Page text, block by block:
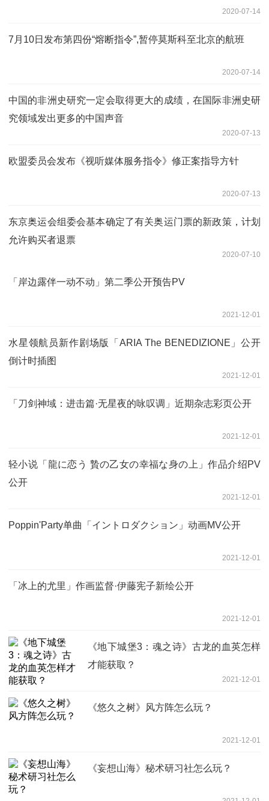
2020-07-14
7月10日发布第四份“熔断指令”,暂停莫斯科至北京的航班
2020-07-14
中国的非洲史研究一定会取得更大的成绩，在国际非洲史研
究领域发出更多的中国声音
2020-07-13
欧盟委员会发布《视听媒体服务指令》修正案指导方针
2020-07-13
东京奥运会组委会基本确定了有关奥运门票的新政策，计划
允许购买者退票
2020-07-10
「岸边露伴一动不动」第二季公开预告PV
2021-12-01
水星领航员新作剧场版「ARIA The BENEDIZIONE」公开
倒计时插图
2021-12-01
「刀剑神域：进击篇·无星夜的咏叹调」近期杂志彩页公开
2021-12-01
轻小说「龍に恋う 贄の乙女の幸福な身の上」作品介绍PV
公开
2021-12-01
Poppin'Party单曲「イントロダクション」动画MV公开
2021-12-01
「冰上的尤里」作画监督·伊藤宪子新绘公开
2021-12-01
《地下城堡3：魂之诗》古龙的血英怎样
才能获取？
2021-12-01
《悠久之树》风方阵怎么玩？
2021-12-01
《妄想山海》秘术研习社怎么玩？